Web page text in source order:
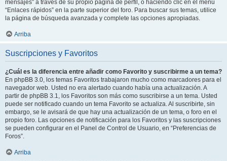
mensajes” a través de su propio página de perfil, o haciendo clic en el menú
“Enlaces rápidos” en la parte superior del foro. Para buscar sus temas, utilice
la página de búsqueda avanzada y complete las opciones apropiadas.
Arriba
Suscripciones y Favoritos
¿Cuál es la diferencia entre añadir como Favorito y suscribirme a un tema?
En phpBB 3.0, los temas Favoritos trabajaron mucho como marcadores para el
navegador web. Usted no era alertado cuando había una actualización. A
partir de phpBB 3.1, los Favoritos son más como suscribirse a un tema. Usted
puede ser notificado cuando un tema Favorito se actualiza. Al suscribirte, sin
embargo, se le avisará de que hay una actualización de un tema, o foro en el
propio foro. Las opciones de notificación para los Favoritos y las suscripciones
se pueden configurar en el Panel de Control de Usuario, en “Preferencias de
Foros”.
Arriba